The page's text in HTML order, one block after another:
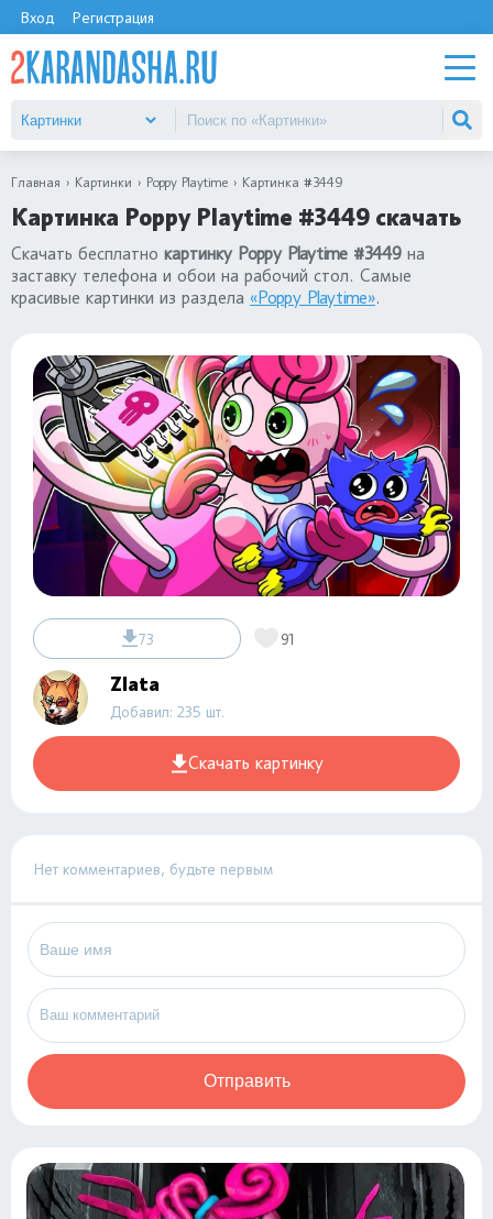
Вход Регистрация
Главная Картинки Poppy Playtime Картинка #3449
Картинка Poppy Playtime #3449 скачать
Скачать бесплатно картинку Poppy Playtime #3449 на
заставку телефона и обои на рабочий стол. Самые
красивые картинки из раздела «Poppy Playtime».
73 91
Zlata
Добавил: 235 шт.
Скачать картинку
Нет комментариев, будьте первым
Отправить